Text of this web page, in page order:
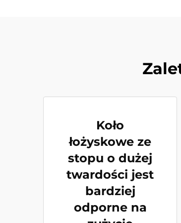
Koło
łożyskowe ze
stopu o dużej
twardości jest
bardziej
odporne na